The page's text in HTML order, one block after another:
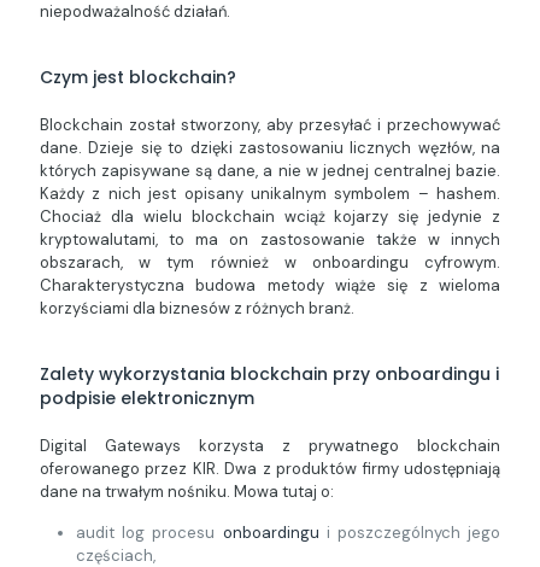
niepodważalność działań.
Czym jest blockchain?
Blockchain został stworzony, aby przesyłać i przechowywać
dane. Dzieje się to dzięki zastosowaniu licznych węzłów, na
których zapisywane są dane, a nie w jednej centralnej bazie.
Każdy z nich jest opisany unikalnym symbolem – hashem.
Chociaż dla wielu blockchain wciąż kojarzy się jedynie z
kryptowalutami, to ma on zastosowanie także w innych
obszarach, w tym również w onboardingu cyfrowym.
Charakterystyczna budowa metody wiąże się z wieloma
korzyściami dla biznesów z różnych branż.
Zalety wykorzystania blockchain przy onboardingu i
podpisie elektronicznym
Digital Gateways korzysta z prywatnego blockchain
oferowanego przez KIR. Dwa z produktów firmy udostępniają
dane na trwałym nośniku. Mowa tutaj o:
audit log procesu onboardingu i poszczególnych jego
częściach,